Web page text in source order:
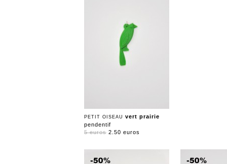
PETIT OISEAU vert prairie
pendentif
5 euros 2.50 euros